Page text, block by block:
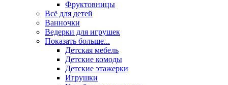
Фруктовницы
Всё для детей
Ванночки
Ведерки для игрушек
Показать больше...
Детская мебель
Детские комоды
Детские этажерки
Игрушки